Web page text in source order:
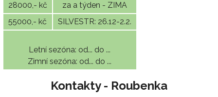
28000,- kč
za a týden - ZIMA
55000,- kč
SILVESTR: 26.12-2.2.
Letní sezóna: od... do ...
Zimní sezóna: od... do ...
Kontakty - Roubenka